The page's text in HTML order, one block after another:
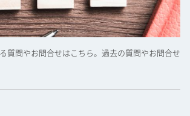
質問やお問合せはこちら。過去の質問やお問合せ